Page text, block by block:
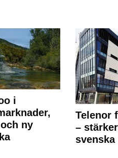
i
ny
Telenor
–
svenska